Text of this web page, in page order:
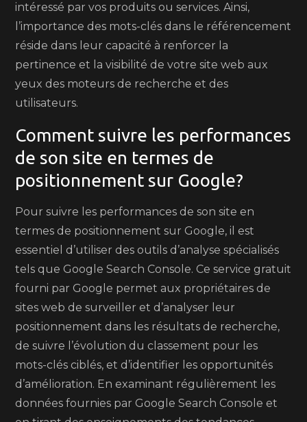
intéressé par vos produits ou services. Ainsi,
l’importance des mots-clés dans le référencement
réside dans leur capacité à renforcer la
pertinence et la visibilité de votre site web aux
yeux des moteurs de recherche et des
utilisateurs.
Comment suivre les performances
de son site en termes de
positionnement sur Google?
Pour suivre les performances de son site en
termes de positionnement sur Google, il est
essentiel d’utiliser des outils d’analyse spécialisés
tels que Google Search Console. Ce service gratuit
fourni par Google permet aux propriétaires de
sites web de surveiller et d’analyser leur
positionnement dans les résultats de recherche,
de suivre l’évolution du classement pour les
mots-clés ciblés, et d’identifier les opportunités
d’amélioration. En examinant régulièrement les
données fournies par Google Search Console et